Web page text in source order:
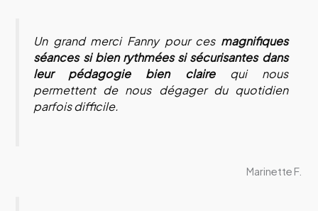
Un grand merci Fanny pour ces magnifiques
séances si bien rythmées si sécurisantes dans
leur pédagogie bien clairequi nous
permettent de nous dégager du quotidien
parfois difficile.
Marinette F.